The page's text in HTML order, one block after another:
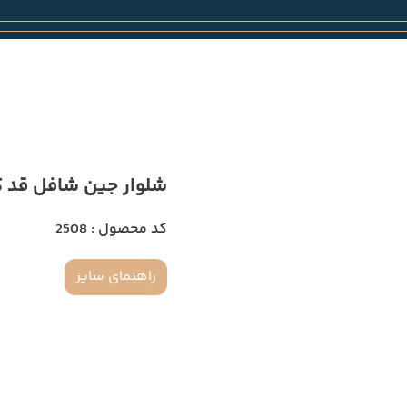
شلوار جین شافل قد
کد محصول : 2508
راهنمای سایز